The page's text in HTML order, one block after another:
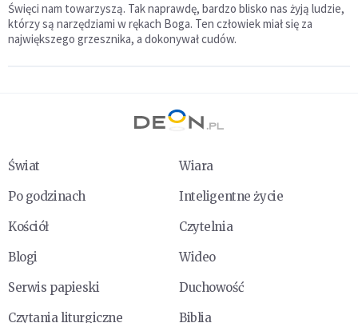
Święci nam towarzyszą. Tak naprawdę, bardzo blisko nas żyją ludzie,
którzy są narzędziami w rękach Boga. Ten człowiek miał się za
największego grzesznika, a dokonywał cudów.
Świat
Wiara
Po godzinach
Inteligentne życie
Kościół
Czytelnia
Blogi
Wideo
Serwis papieski
Duchowość
Czytania liturgiczne
Biblia